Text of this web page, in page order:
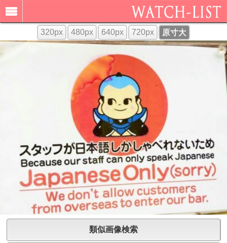
320px 480px 640px 720px 原寸大
類似画像検索